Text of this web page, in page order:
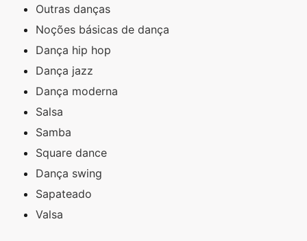
Outras danças
Noções básicas de dança
Dança hip hop
Dança jazz
Dança moderna
Salsa
Samba
Square dance
Dança swing
Sapateado
Valsa